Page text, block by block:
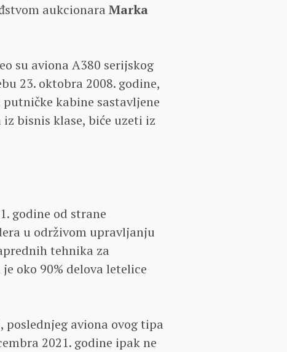
aukcionara Marka
su aviona A380 serijskog
23. oktobra 2008. godine,
kabine sastavljene
bisnis klase, biće uzeti iz
godine od strane
u održivom upravljanju
tehnika za
oko 90% delova letelice
poslednjeg aviona ovog tipa
2021. godine ipak ne